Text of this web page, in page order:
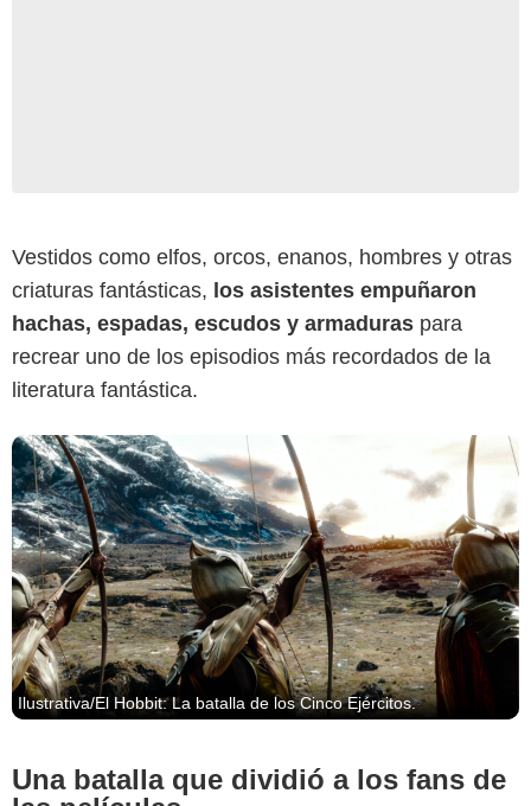
Vestidos como elfos, orcos, enanos, hombres y otras
criaturas fantásticas, los asistentes empuñaron
hachas, espadas, escudos y armaduras para
recrear uno de los episodios más recordados de la
literatura fantástica.
Ilustrativa/El Hobbit: La batalla de los Cinco Ejércitos.
Una batalla que dividió a los fans de